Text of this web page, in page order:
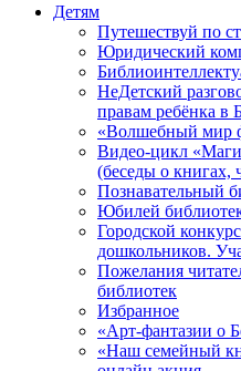
Детям
Путешествуй по
Юридический
НеДетский
правам ребёнка в
«Волшебный мир
Видео-цикл
(беседы о книгах,
Познавательный
Юбилей
Городской
дошкольников.
Пожелания
библиотек
Избранное
«Арт-фантазии о
«Наш семейный